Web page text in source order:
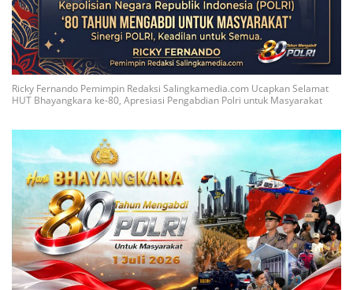
Ricky Fernando Pemimpin Redaksi Salingkamedia.com Ucapkan Selamat
HUT Bhayangkara ke-80, Apresiasi Pengabdian Polri untuk Masyarakat